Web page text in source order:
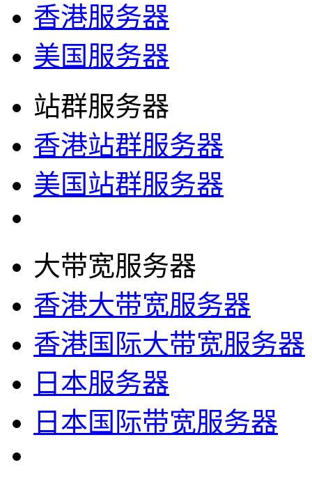
香港服务器
美国服务器
站群服务器
香港站群服务器
美国站群服务器
大带宽服务器
香港大带宽服务器
香港国际大带宽服务器
日本服务器
日本国际带宽服务器